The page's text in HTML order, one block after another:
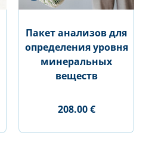
Пакет анализов для
определения уровня
минеральных
веществ
208.00 €